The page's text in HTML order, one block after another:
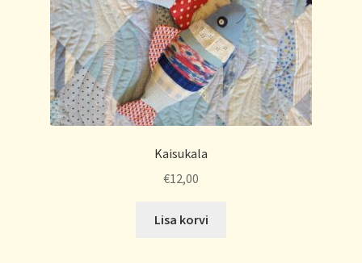
Kaisukala
€12,00
Lisa korvi